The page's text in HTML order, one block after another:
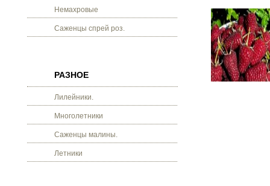
Немахровые
Саженцы спрей роз.
РАЗНОЕ
Лилейники.
Многолетники
Саженцы малины.
Летники